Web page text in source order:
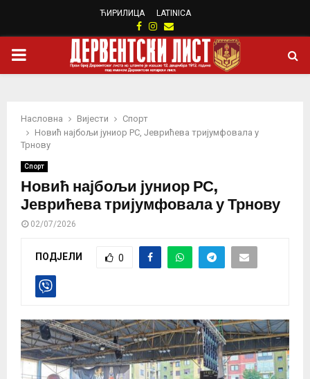
ЋИРИЛИЦА LATINICA
Facebook
Instagram
Email
PRIMARY
Насловна Вијести
Спорт
Новић најбољи јуниор РС, Јеврићева тријумфовала у
Трнову
Спорт
Новић најбољи јуниор РС,
Јеврићева тријумфовала у Трнову
02/07/2026
ПОДЈЕЛИ 0